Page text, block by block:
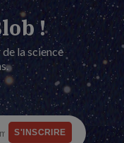
!
la science